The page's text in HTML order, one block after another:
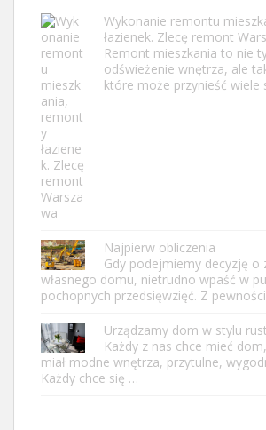
Wykonanie remontu
łazienek. Zlecę remont
Remont mieszkania to nie
odświeżenie wnętrza, ale
które może przynieść wiele
Najpierw obliczenia
Gdy podejmiemy decyzję o
własnego domu, nietrudno wpaść w
pochopnych przedsięwzięć. Z
Urządzamy dom w stylu
Każdy z nas chce mieć
miał modne wnętrza, przytulne,
Każdy chce się …